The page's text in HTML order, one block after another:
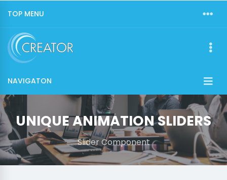
TOP MENU
NAVIGATON
UNIQUE ANIMATION SLIDERS
Slider Component